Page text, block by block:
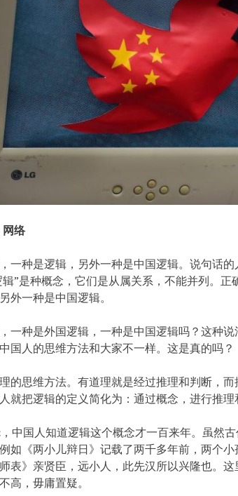
网络
一种是逻辑，另外一种是中国逻辑。说句话
”是种概念，它们是从属关系，不能并列。
外一种是中国逻辑。
一种是外国逻辑，一种是中国逻辑吗？这种
国人的思维方法和大家不一样。这是真的吗？
的思维方法。有道理就是经过推理和判断，
就把逻辑的定义简化为：通过概念，进行推理
中国人知道逻辑这个概念才一百来年。虽然
如《两小儿辩日》记载了两千多年前，两个
表》亲贤臣，远小人，此先汉所以兴隆也。
高，毋庸置疑。